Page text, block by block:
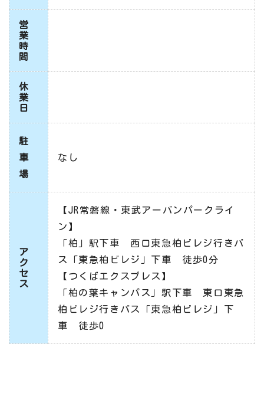
営
業
時
間
休
業
日
駐
車
場
なし
ア
ク
セ
ス
【JR常磐線・東武アーバンパークライ
ン】
「柏」駅下車 西口東急柏ビレジ行きバ
ス「東急柏ビレジ」下車 徒歩0分
【つくばエクスプレス】
「柏の葉キャンパス」駅下車 東口東急
柏ビレジ行きバス「東急柏ビレジ」下
車 徒歩0